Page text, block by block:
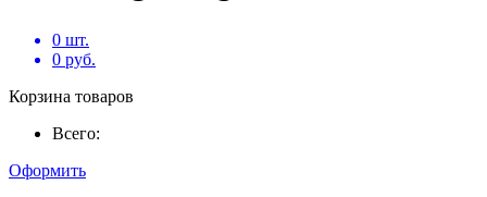
0 шт.
0 руб.
Корзина товаров
Всего:
Оформить